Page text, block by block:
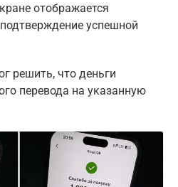
отображается
успешной
решить, что деньги
перевода на указанную